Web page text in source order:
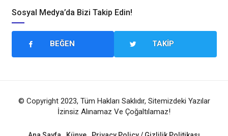
Sosyal Medya’da Bizi Takip Edin!
BEĞEN TAKIP
© Copyright 2023, Tüm Hakları Saklıdır, Sitemizdeki Yazılar
İzinsiz Alınamaz Ve Çoğaltılamaz!